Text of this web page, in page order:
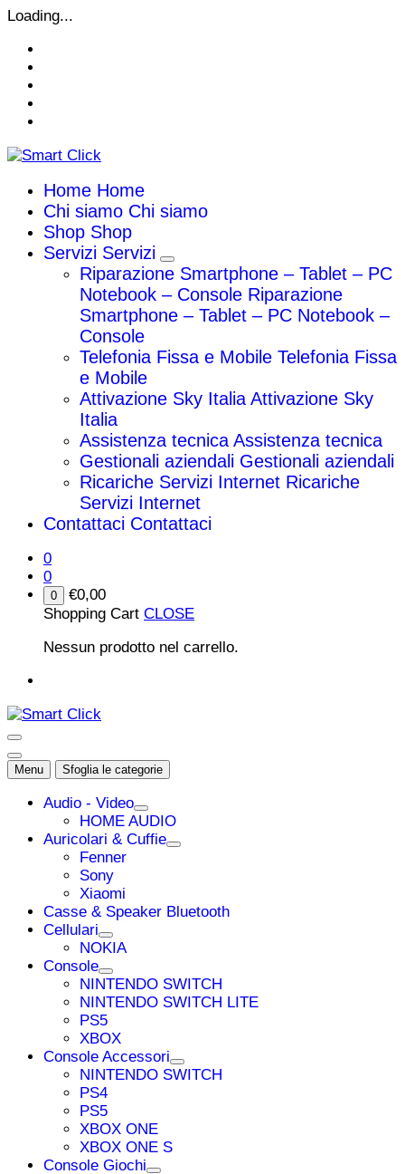
Vai
contenuto
Loading...
Home Home
Chi siamo Chi siamo
Shop Shop
Servizi Servizi
Riparazione Smartphone – Tablet – PC
Notebook – Console Riparazione
Smartphone – Tablet – PC Notebook –
Console
Telefonia Fissa e Mobile Telefonia Fissa
e Mobile
Attivazione Sky Italia Attivazione Sky
Italia
Assistenza tecnica Assistenza tecnica
Gestionali aziendali Gestionali aziendali
Ricariche Servizi Internet Ricariche
Servizi Internet
Contattaci Contattaci
0
0
0 €0,00
Shopping Cart CLOSE
Nessun prodotto nel carrello.
Menu Sfoglia le categorie
Audio - Video
HOME AUDIO
Auricolari & Cuffie
Fenner
Sony
Xiaomi
Casse & Speaker Bluetooth
Cellulari
NOKIA
Console
NINTENDO SWITCH
NINTENDO SWITCH LITE
PS5
XBOX
Console Accessori
NINTENDO SWITCH
PS4
PS5
XBOX ONE
XBOX ONE S
Console Giochi